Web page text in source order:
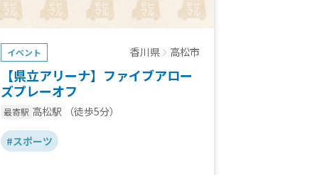
イベント 香川県 高松市
【県立アリーナ】ファイブアロー
ズプレーオフ
最寄駅 高松駅 （徒歩5分）
#スポーツ